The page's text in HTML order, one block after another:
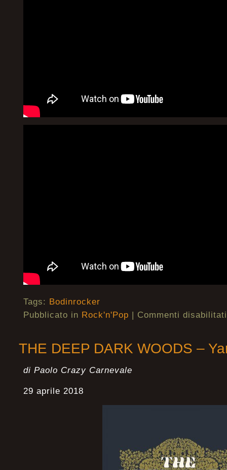
Tags: Bodinrocker
Pubblicato in Rock'n'Pop | Commenti disabilitati
THE DEEP DARK WOODS –
di Paolo Crazy Carnevale
29 aprile 2018